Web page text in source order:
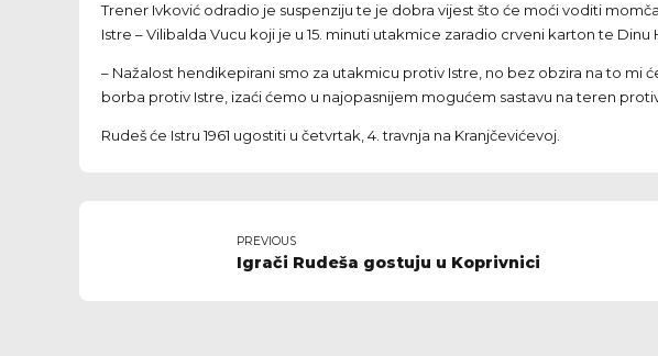
Trener Ivković odradio je suspenziju te je dobra vijest što će moći voditi
Istre – Vilibalda Vucu koji je u 15. minuti utakmice zaradio crveni karton te Dinu
– Nažalost hendikepirani smo za utakmicu protiv Istre, no bez obzira na to
borba protiv Istre, izaći ćemo u najopasnijem mogućem sastavu na teren
Rudeš će Istru 1961 ugostiti u četvrtak, 4. travnja na Kranjčevićevoj.
PREVIOUS
Igrači Rudeša gostuju u Koprivnici